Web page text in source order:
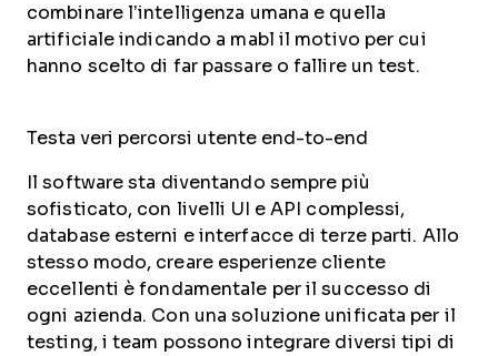
combinare l’intelligenza umana e quella
artificiale indicando a mabl il motivo per cui
hanno scelto di far passare o fallire un test.
Testa veri percorsi utente end-to-end
Il software sta diventando sempre più
sofisticato, con livelli UI e API complessi,
database esterni e interfacce di terze parti. Allo
stesso modo, creare esperienze cliente
eccellenti è fondamentale per il successo di
ogni azienda. Con una soluzione unificata per il
testing, i team possono integrare diversi tipi di